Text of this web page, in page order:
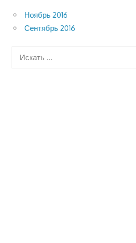
Ноябрь 2016
Сентябрь 2016